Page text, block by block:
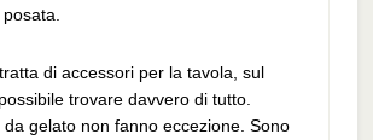
di accessori per la tavola, sul
trovare davvero di tutto.
da gelato non fanno eccezione. Sono